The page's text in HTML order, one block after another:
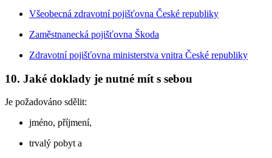
Všeobecná zdravotní pojišťovna České republiky
Zaměstnanecká pojišťovna Škoda
Zdravotní pojišťovna ministerstva vnitra České republiky
10. Jaké doklady je nutné mít s sebou
Je požadováno sdělit:
jméno, příjmení,
trvalý pobyt a